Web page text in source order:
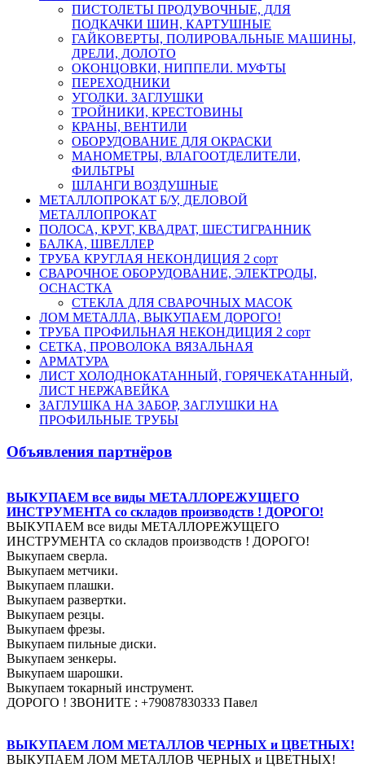
ПИСТОЛЕТЫ ПРОДУВОЧНЫЕ, ДЛЯ
ПОДКАЧКИ ШИН, КАРТУШНЫЕ
ГАЙКОВЕРТЫ, ПОЛИРОВАЛЬНЫЕ МАШИНЫ,
ДРЕЛИ, ДОЛОТО
ОКОНЦОВКИ, НИППЕЛИ. МУФТЫ
ПЕРЕХОДНИКИ
УГОЛКИ. ЗАГЛУШКИ
ТРОЙНИКИ, КРЕСТОВИНЫ
КРАНЫ, ВЕНТИЛИ
ОБОРУДОВАНИЕ ДЛЯ ОКРАСКИ
МАНОМЕТРЫ, ВЛАГООТДЕЛИТЕЛИ,
ФИЛЬТРЫ
ШЛАНГИ ВОЗДУШНЫЕ
МЕТАЛЛОПРОКАТ Б/У, ДЕЛОВОЙ
МЕТАЛЛОПРОКАТ
ПОЛОСА, КРУГ, КВАДРАТ, ШЕСТИГРАННИК
БАЛКА, ШВЕЛЛЕР
ТРУБА КРУГЛАЯ НЕКОНДИЦИЯ 2 сорт
СВАРОЧНОЕ ОБОРУДОВАНИЕ, ЭЛЕКТРОДЫ,
ОСНАСТКА
СТЕКЛА ДЛЯ СВАРОЧНЫХ МАСОК
ЛОМ МЕТАЛЛА, ВЫКУПАЕМ ДОРОГО!
ТРУБА ПРОФИЛЬНАЯ НЕКОНДИЦИЯ 2 сорт
СЕТКА, ПРОВОЛОКА ВЯЗАЛЬНАЯ
АРМАТУРА
ЛИСТ ХОЛОДНОКАТАННЫЙ, ГОРЯЧЕКАТАННЫЙ,
ЛИСТ НЕРЖАВЕЙКА
ЗАГЛУШКА НА ЗАБОР, ЗАГЛУШКИ НА
ПРОФИЛЬНЫЕ ТРУБЫ
Объявления партнёров
ВЫКУПАЕМ все виды МЕТАЛЛОРЕЖУЩЕГО
ИНСТРУМЕНТА со складов производств ! ДОРОГО!
ВЫКУПАЕМ все виды МЕТАЛЛОРЕЖУЩЕГО
ИНСТРУМЕНТА со складов производств ! ДОРОГО!
Выкупаем сверла.
Выкупаем метчики.
Выкупаем плашки.
Выкупаем развертки.
Выкупаем резцы.
Выкупаем фрезы.
Выкупаем пильные диски.
Выкупаем зенкеры.
Выкупаем шарошки.
Выкупаем токарный инструмент.
ДОРОГО ! ЗВОНИТЕ : +79087830333 Павел
ВЫКУПАЕМ ЛОМ МЕТАЛЛОВ ЧЕРНЫХ и ЦВЕТНЫХ!
ВЫКУПАЕМ ЛОМ МЕТАЛЛОВ ЧЕРНЫХ и ЦВЕТНЫХ!